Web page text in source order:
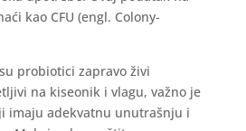
kao CFU (engl. Colony-
probiotici zapravo živi
na kiseonik i vlagu, važno je
imaju adekvatnu unutrašnju i